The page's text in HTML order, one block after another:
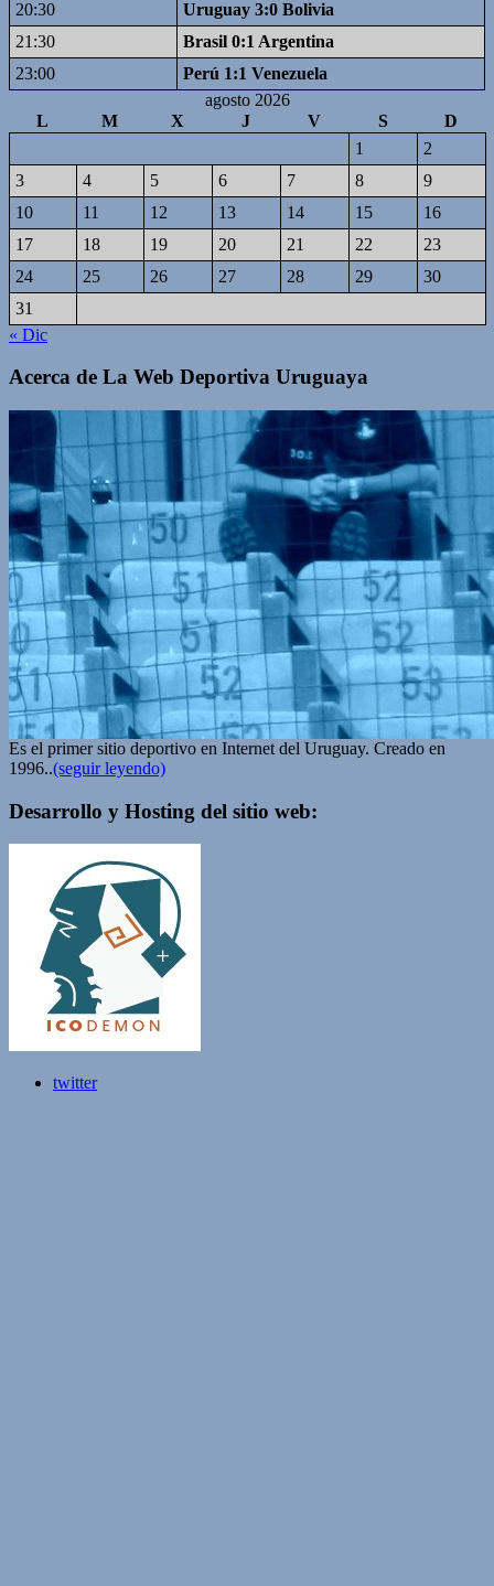
20:30
Uruguay 3:0 Bolivia
21:30
Brasil 0:1 Argentina
23:00
Perú 1:1 Venezuela
agosto 2026
L
M X J V S
D
1
2
3
4 5 6 7 8
9
10
11 12 13 14 15
16
17
18 19 20 21 22
23
24
25 26 27 28 29
30
31
« Dic
Acerca de La Web Deportiva Uruguaya
Es el primer sitio deportivo en Internet del Uruguay. Creado en
1996..(seguir leyendo)
Desarrollo y Hosting del sitio web:
twitter